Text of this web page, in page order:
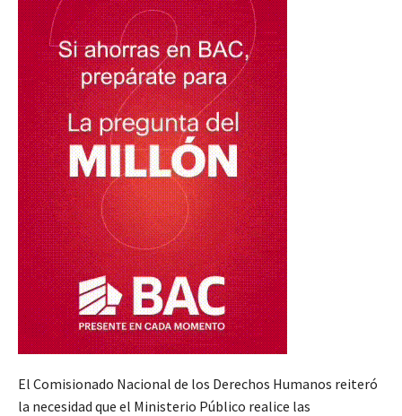
El Comisionado Nacional de los Derechos Humanos reiteró
la necesidad que el Ministerio Público realice las